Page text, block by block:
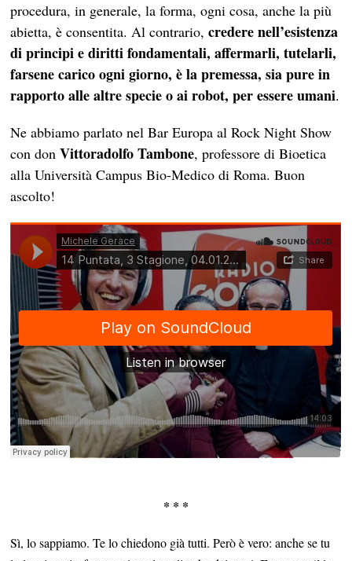
procedura, in generale, la forma, ogni cosa, anche la più
abietta, è consentita. Al contrario,credere nell’esistenza
di principi e diritti fondamentali, affermarli, tutelarli,
farsene carico ogni giorno, è la premessa, sia pure in
rapporto alle altre specie o ai robot, per essere umani.
Ne abbiamo parlato nel Bar Europa al Rock Night Show
con donVittoradolfo Tambone, professore di Bioetica
alla Università Campus Bio-Medico di Roma. Buon
ascolto!
* * *
Sì, lo sappiamo. Te lo chiedono già tutti. Però è vero: anche se tu